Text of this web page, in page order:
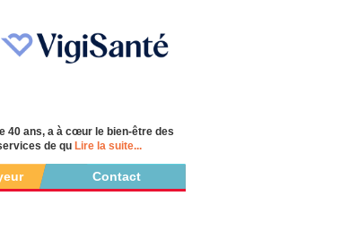
40 ans, a à cœur le bien-être des
de qu Lire la suite...
Contact